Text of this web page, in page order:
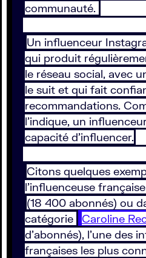
communauté.
Un influenceur
qui produit
le réseau social, avec
le suit et qui fait
recommandations.
l’indique, un
capacité d’influencer.
Citons quelques
l’influenceuse française
(18 400 abonnés) ou
catégorie
Caroline
d’abonnés), l’une des
françaises les plus